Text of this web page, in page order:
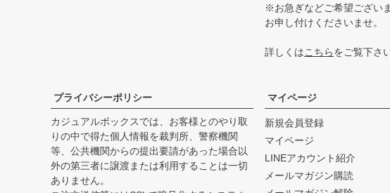
※お急ぎなどご希望ござい
お申し付けくださいませ。
詳しくはこちらをご覧下さい
プライバシーポリシー
カジュアルボックスでは、お客様とのやり取
りの中で得た個人情報を裁判所、警察機関
等、公共機関からの提出要請があった場合以
外の第三者に譲渡または利用することは一切
ありません。
マイページ
新規会員登録
マイページ
LINEアカウント紹介
メールマガジン購読